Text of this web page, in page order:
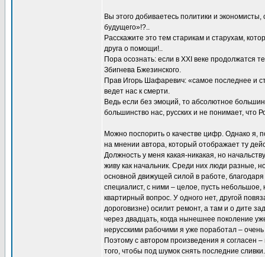
Вы этого добиваетесь политики и
будущего»!?..
Расскажите это тем старикам и старухам,
друга о помощи!..
Пора осознать: если в XXI веке продолжатся
Збигнева Бжезинского.
Прав Игорь Шафаревич: «самое последнее и
ведет нас к смерти.
Ведь если без эмоций, то абсолютное
большинство нас, русских и не понимает, что
Можно поспорить о качестве цифр. Однако я,
на мнении автора, который отображает ту
Должность у меня какая-никакая, но
живу как начальник. Среди них люди разные,
основной движущей силой в работе,
специалист, с ними – целое, пусть небольшое,
квартирный вопрос. У одного нет, другой
дороговизне) осилит ремонт, а там и о дите
через двадцать, когда нынешнее поколение
нерусскими рабочими я уже поработал –
Поэтому с автором произведения я согласен
того, чтобы под шумок снять последние сливки.